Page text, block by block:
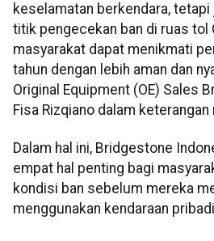
keselamatan berkendara,
titik pengecekan ban di ruas tol
masyarakat dapat menikmati
tahun dengan lebih aman dan
Original Equipment (OE) Sales
Fisa Rizqiano dalam keterangan
Dalam hal ini, Bridgestone
empat hal penting bagi
kondisi ban sebelum mereka
menggunakan kendaraan